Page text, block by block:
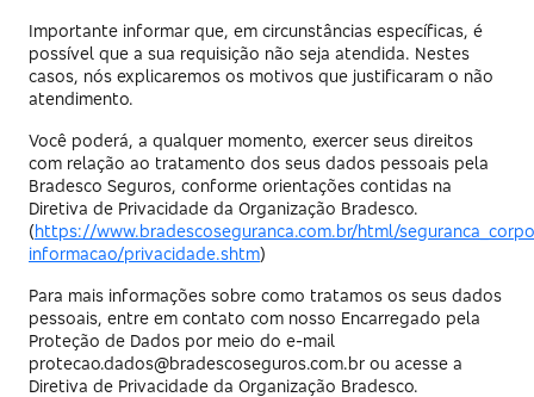
Importante informar que, em circunstâncias específicas, é
possível que a sua requisição não seja atendida. Nestes
casos, nós explicaremos os motivos que justificaram o não
atendimento.
Você poderá, a qualquer momento, exercer seus direitos
com relação ao tratamento dos seus dados pessoais pela
Bradesco Seguros, conforme orientações contidas na
Diretiva de Privacidade da Organização Bradesco.
(https://www.bradescoseguranca.com.br/html/
informacao/privacidade.shtm)
Para mais informações sobre como tratamos os seus dados
pessoais, entre em contato com nosso Encarregado pela
Proteção de Dados por meio do e-mail
protecao.dados@bradescoseguros.com.br ou acesse a
Diretiva de Privacidade da Organização Bradesco.